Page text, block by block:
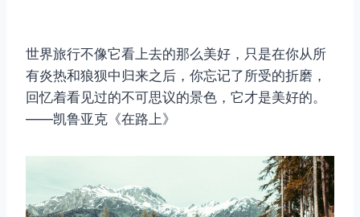
世界旅行不像它看上去的那么美好，只是在你从所
有炎热和狼狈中归来之后，你忘记了所受的折磨，
回忆着看见过的不可思议的景色，它才是美好的。
——凯鲁亚克《在路上》